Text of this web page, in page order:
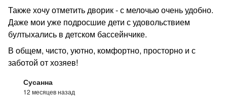
Также хочу отметить дворик - с мелочью очень удобно.
Даже мои уже подросшие дети с удовольствием
бултыхались в детском бассейнчике.
В общем, чисто, уютно, комфортно, просторно и с
заботой от хозяев!
Сусанна
12 месяцев назад